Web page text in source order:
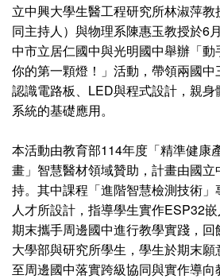
立中興大學生醫工程研究所林淑萍
同主持人）與物理系陳惠玉教授於6
中市立居仁國中與光明國中舉辦「
你的第一顆燈！」活動，帶領兩國
認識電路板、LED與程式設計，親
系統的基礎應用。
本活動由教育部114年度「精準健康
畫」智慧醫材領域贊助，計畫由國
持。其中課程「進階智慧檢測技術
人才所設計，指導學生實作ESP32
期末攜手周邊國中進行教學實踐，
大學部與研究所學生，學生於期末
至周邊國中落實跨級協同與實作導向